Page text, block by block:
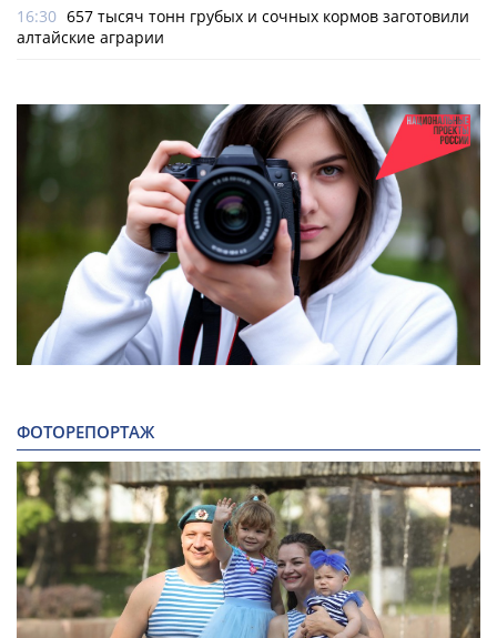
16:30 657 тысяч тонн грубых и сочных кормов заготовили
алтайские аграрии
ФОТОРЕПОРТАЖ